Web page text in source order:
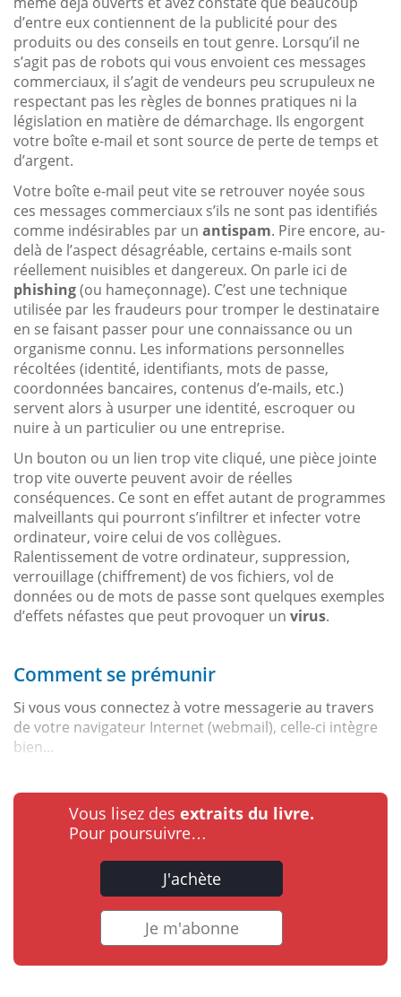
d’entre eux contiennent de la publicité pour des
produits ou des conseils en tout genre. Lorsqu’il ne
s’agit pas de robots qui vous envoient ces messages
commerciaux, il s’agit de vendeurs peu scrupuleux ne
respectant pas les règles de bonnes pratiques ni la
législation en matière de démarchage. Ils engorgent
votre boîte e-mail et sont source de perte de temps et
d’argent.
Votre boîte e-mail peut vite se retrouver noyée sous
ces messages commerciaux s’ils ne sont pas identifiés
comme indésirables par un antispam. Pire encore, au-
delà de l’aspect désagréable, certains e-mails sont
réellement nuisibles et dangereux. On parle ici de
phishing(ou hameçonnage). C’est une technique
utilisée par les fraudeurs pour tromper le destinataire
en se faisant passer pour une connaissance ou un
organisme connu. Les informations personnelles
récoltées (identité, identifiants, mots de passe,
coordonnées bancaires, contenus d’e-mails, etc.)
servent alors à usurper une identité, escroquer ou
nuire à un particulier ou une entreprise.
Un bouton ou un lien trop vite cliqué, une pièce jointe
trop vite ouverte peuvent avoir de réelles
conséquences. Ce sont en effet autant de programmes
malveillants qui pourront s’infiltrer et infecter votre
ordinateur, voire celui de vos collègues.
Ralentissement de votre ordinateur, suppression,
verrouillage (chiffrement) de vos fichiers, vol de
données ou de mots de passe sont quelques exemples
d’effets néfastes que peut provoquer un virus.
Comment se prémunir
Si vous vous connectez à votre messagerie au travers
de votre navigateur Internet (webmail), celle-ci intègre
bien...
Vous lisez des extraits du livre.
Pour poursuivre…
J'achète
Je m'abonne